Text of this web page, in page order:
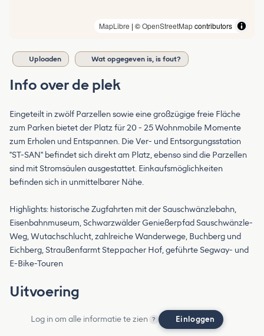
MapLibre | ©OpenStreetMapcontributors
Uploaden Wat opgegeven is, is fout?
Info over de plek
Eingeteilt in zwölf Parzellen sowie eine großzügige freie Fläche
zum Parken bietet der Platz für 20 - 25 Wohnmobile Momente
zum Erholen und Entspannen. Die Ver- und Entsorgungsstation
"ST-SAN" befindet sich direkt am Platz, ebenso sind die Parzellen
sind mit Stromsäulen ausgestattet. Einkaufsmöglichkeiten
befinden sich in unmittelbarer Nähe.
Highlights: historische Zugfahrten mit der Sauschwänzlebahn,
Eisenbahnmuseum, Schwarzwälder Genießerpfad Sauschwänzle-
Weg, Wutachschlucht, zahlreiche Wanderwege, Buchberg und
Eichberg, Straußenfarmt Steppacher Hof, geführte Segway- und
E-Bike-Touren
Uitvoering
Log in om alle informatie te zien ? Einloggen